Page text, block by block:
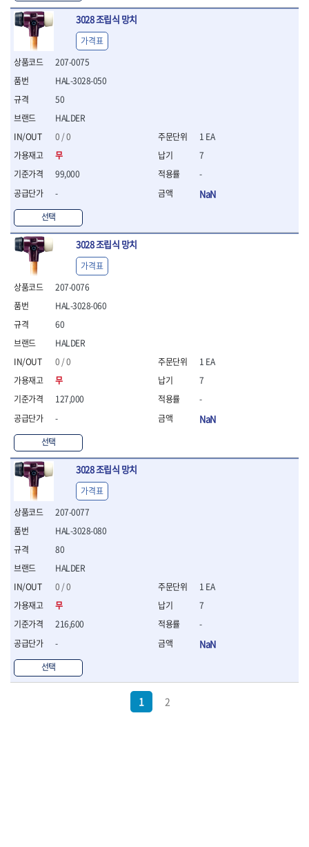
- 줄
공구함.공구집
- 플라스틱이동공구함
- 공구통
- 기타공구
- 공구가방
기타 작업공구
- 케이스
- 수리키트
- 고정링/링
3028 조립식 망치
207-0075
HALDER
0 / 0
무
99,000
-
선택
HAL-3028-050
50
가격표
1 EA
7
-
NaN
3028 조립식 망치
207-0076
HALDER
0 / 0
무
127,000
-
선택
HAL-3028-060
60
가격표
1 EA
7
-
NaN
3028 조립식 망치
207-0077
HALDER
0 / 0
무
216,600
-
선택
HAL-3028-080
80
가격표
1 EA
7
-
NaN
1 2